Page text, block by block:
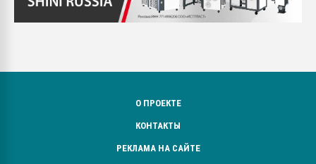
О ПРОЕКТЕ
КОНТАКТЫ
РЕКЛАМА НА САЙТЕ